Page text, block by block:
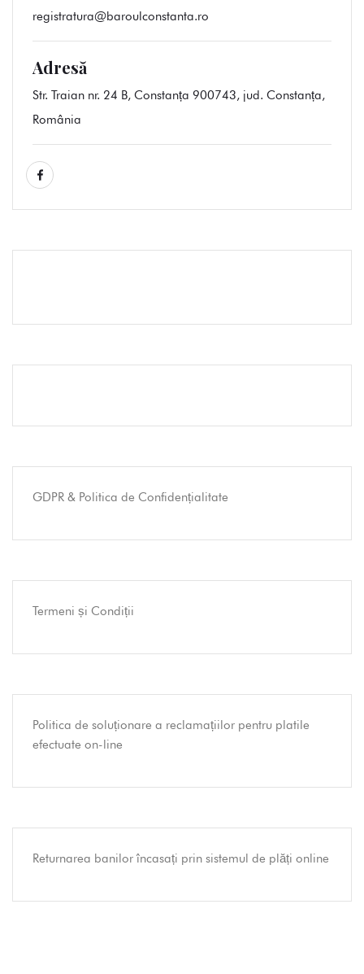
registratura@baroulconstanta.ro
Adresă
Str. Traian nr. 24 B, Constanța 900743, jud. Constanța,
România
GDPR & Politica de Confidențialitate
Termeni și Condiții
Politica de soluționare a reclamațiilor pentru platile
efectuate on-line
Returnarea banilor încasați prin sistemul de plăți online